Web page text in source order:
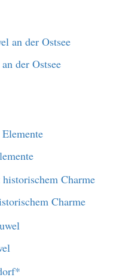
der Ostsee
Charme